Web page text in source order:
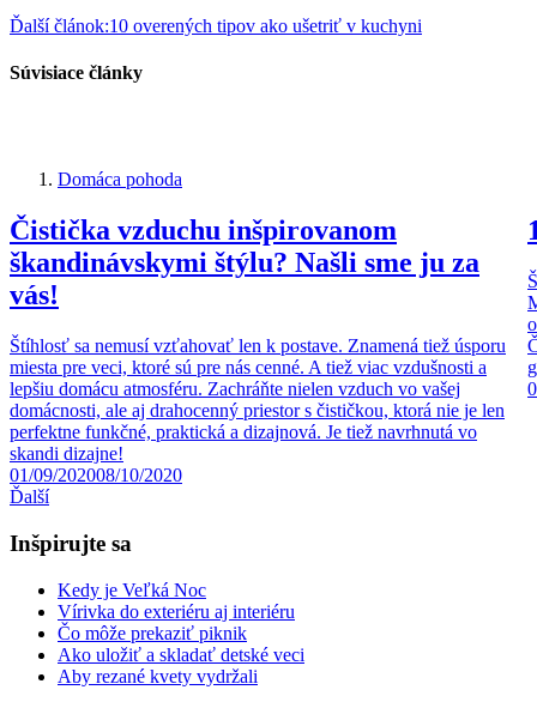
Ďalší článok:10 overených tipov ako ušetriť v kuchyni
Súvisiace články
Domáca pohoda
Čistička vzduchu inšpirovanom
škandinávskymi štýlu? Našli sme ju za
vás!
Štíhlosť sa nemusí vzťahovať len k postave. Znamená tiež úsporu
miesta pre veci, ktoré sú pre nás cenné. A tiež viac vzdušnosti a
lepšiu domácu atmosféru. Zachráňte nielen vzduch vo vašej
domácnosti, ale aj drahocenný priestor s čističkou, ktorá nie je len
perfektne funkčné, praktická a dizajnová. Je tiež navrhnutá vo
skandi dizajne!
01/09/202008/10/2020
Ďalší
Inšpirujte sa
Kedy je Veľká Noc
Vírivka do exteriéru aj interiéru
Čo môže prekaziť piknik
Ako uložiť a skladať detské veci
Aby rezané kvety vydržali